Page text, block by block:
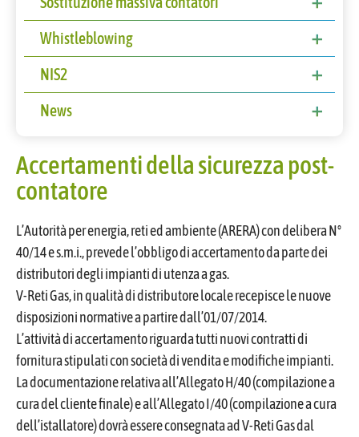
Accessibilita’ e Catalogo dei dati,
metadati e banche dati
Sostituzione massiva contatori
Whistleblowing
Procedura
NIS2
NIS2
News
Accertamenti della sicurezza post-
contatore
L’Autorità per energia, reti ed ambiente (ARERA) con delibera N°
40/14 e s.m.i., prevede l’obbligo di accertamento da parte dei
distributori degli impianti di utenza a gas.
V-Reti Gas, in qualità di distributore locale recepisce le nuove
disposizioni normative a partire dall’01/07/2014.
L’attività di accertamento riguarda tutti nuovi contratti di
fornitura stipulati con società di vendita e modifiche impianti.
La documentazione relativa all’Allegato H/40 (compilazione a
cura del cliente finale) e all’Allegato I/40 (compilazione a cura
dell’istallatore) dovrà essere consegnata ad V-Reti Gas dal